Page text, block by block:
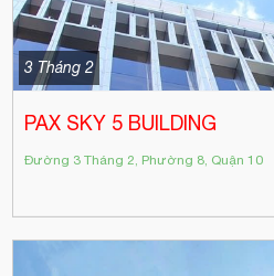
3 Tháng 2
PAX SKY 5 BUILDING
Đường 3 Tháng 2, Phường 8, Quận 10